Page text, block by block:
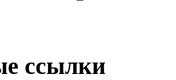
ссылки